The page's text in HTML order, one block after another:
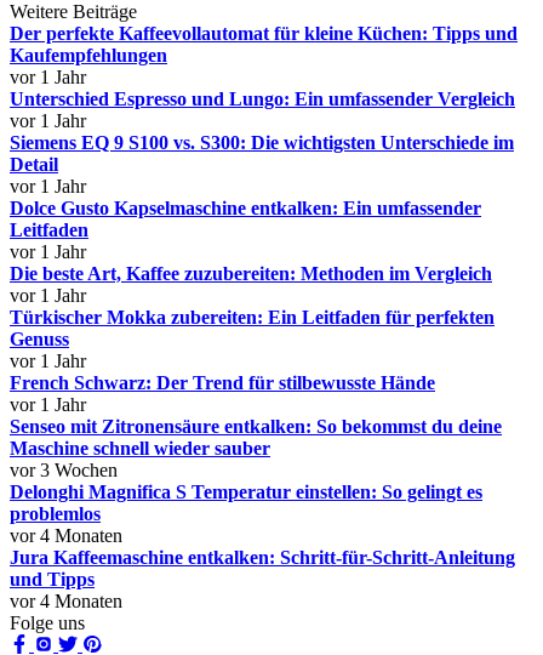
Weitere Beiträge
Der perfekte Kaffeevollautomat für kleine Küchen: Tipps und
Kaufempfehlungen
vor 1 Jahr
Unterschied Espresso und Lungo: Ein umfassender Vergleich
vor 1 Jahr
Siemens EQ 9 S100 vs. S300: Die wichtigsten Unterschiede im
Detail
vor 1 Jahr
Dolce Gusto Kapselmaschine entkalken: Ein umfassender
Leitfaden
vor 1 Jahr
Die beste Art, Kaffee zuzubereiten: Methoden im Vergleich
vor 1 Jahr
Türkischer Mokka zubereiten: Ein Leitfaden für perfekten
Genuss
vor 1 Jahr
French Schwarz: Der Trend für stilbewusste Hände
vor 1 Jahr
Senseo mit Zitronensäure entkalken: So bekommst du deine
Maschine schnell wieder sauber
vor 3 Wochen
Delonghi Magnifica S Temperatur einstellen: So gelingt es
problemlos
vor 4 Monaten
Jura Kaffeemaschine entkalken: Schritt-für-Schritt-Anleitung
und Tipps
vor 4 Monaten
Folge uns